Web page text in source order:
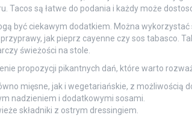
Tacos są łatwe do podania i każdy może
być ciekawym dodatkiem. Można wykorzystać
jak pieprz cayenne czy sos tabasco.
świeżości na stole.
propozycji pikantnych dań, które warto
mięsne, jak i wegetariańskie, z możliwością
nadzieniem i dodatkowymi sosami.
składniki z ostrym dressingiem.